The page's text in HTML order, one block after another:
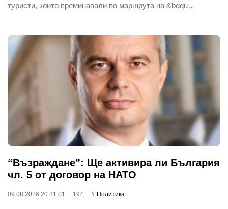
туристи, които преминавали по маршрута на &bdqu…
“Възраждане”: Ще активира ли България
чл. 5 от договор на НАТО
09.08.2026 20:31:01 194 Политика